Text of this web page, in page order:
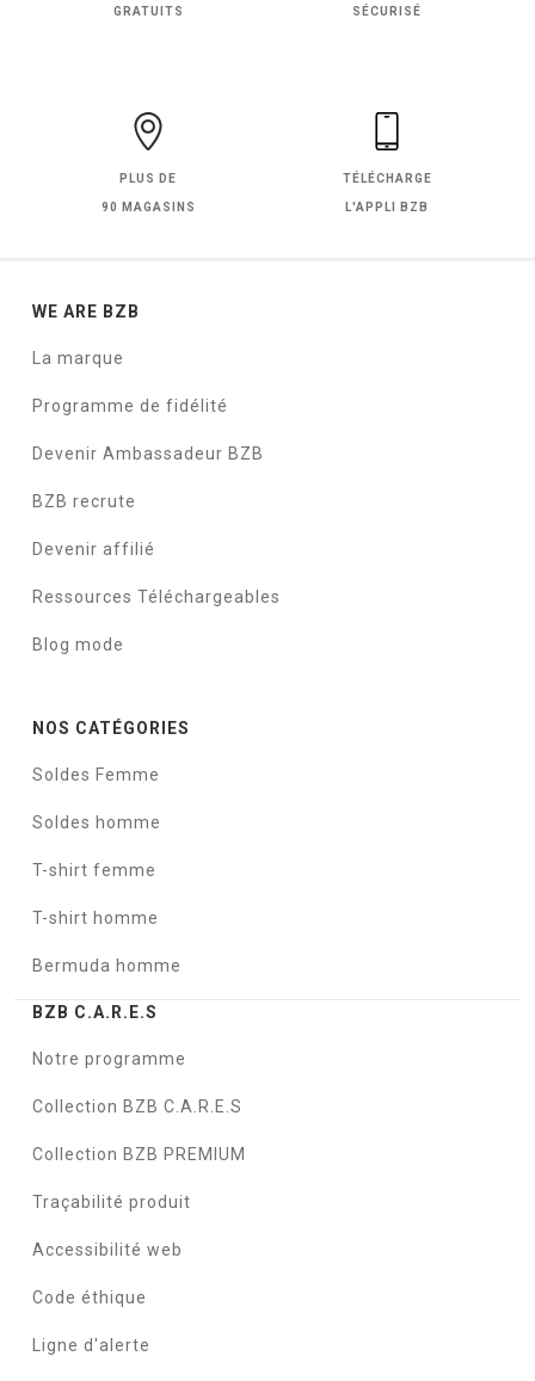
GRATUITS SÉCURISÉ
PLUS DE
90 MAGASINS
TÉLÉCHARGE
L'APPLI BZB
WE ARE BZB
La marque
Programme de fidélité
Devenir Ambassadeur BZB
BZB recrute
Devenir affilié
Ressources Téléchargeables
Blog mode
NOS CATÉGORIES
Soldes Femme
Soldes homme
T-shirt femme
T-shirt homme
Bermuda homme
BZB C.A.R.E.S
Notre programme
Collection BZB C.A.R.E.S
Collection BZB PREMIUM
Traçabilité produit
Accessibilité web
Code éthique
Ligne d'alerte